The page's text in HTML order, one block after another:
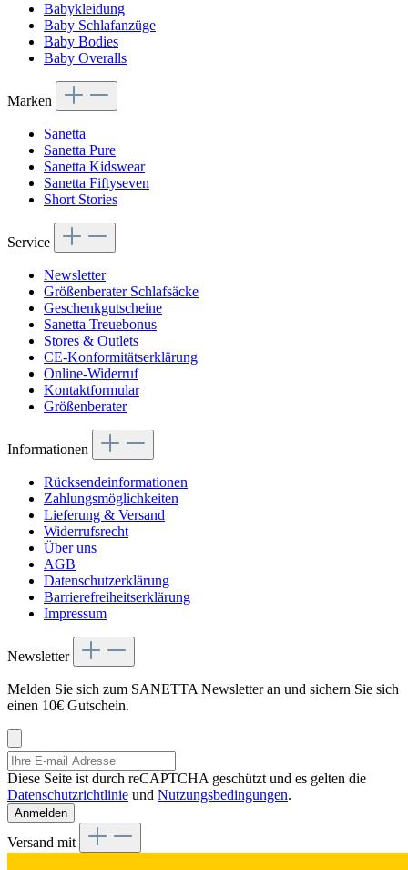
Babykleidung
Baby Schlafanzüge
Baby Bodies
Baby Overalls
Marken
Sanetta
Sanetta Pure
Sanetta Kidswear
Sanetta Fiftyseven
Short Stories
Service
Newsletter
Größenberater Schlafsäcke
Geschenkgutscheine
Sanetta Treuebonus
Stores & Outlets
CE-Konformitätserklärung
Online-Widerruf
Kontaktformular
Größenberater
Informationen
Rücksendeinformationen
Zahlungsmöglichkeiten
Lieferung & Versand
Widerrufsrecht
Über uns
AGB
Datenschutzerklärung
Barrierefreiheitserklärung
Impressum
Newsletter
Melden Sie sich zum SANETTA Newsletter an und sichern Sie sich
einen 10€ Gutschein.
Diese Seite ist durch reCAPTCHA geschützt und es gelten die
Datenschutzrichtlinie und Nutzungsbedingungen.
Anmelden
Versand mit